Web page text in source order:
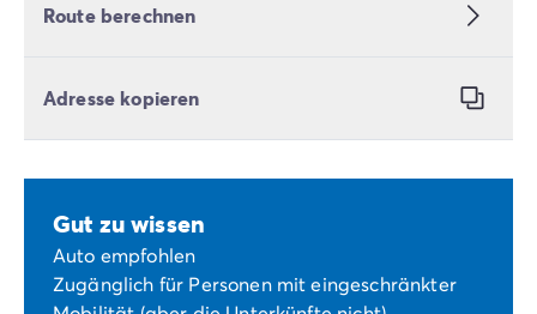
Route berechnen
Adresse kopieren
Gut zu wissen
Auto empfohlen
Zugänglich für Personen mit eingeschränkter